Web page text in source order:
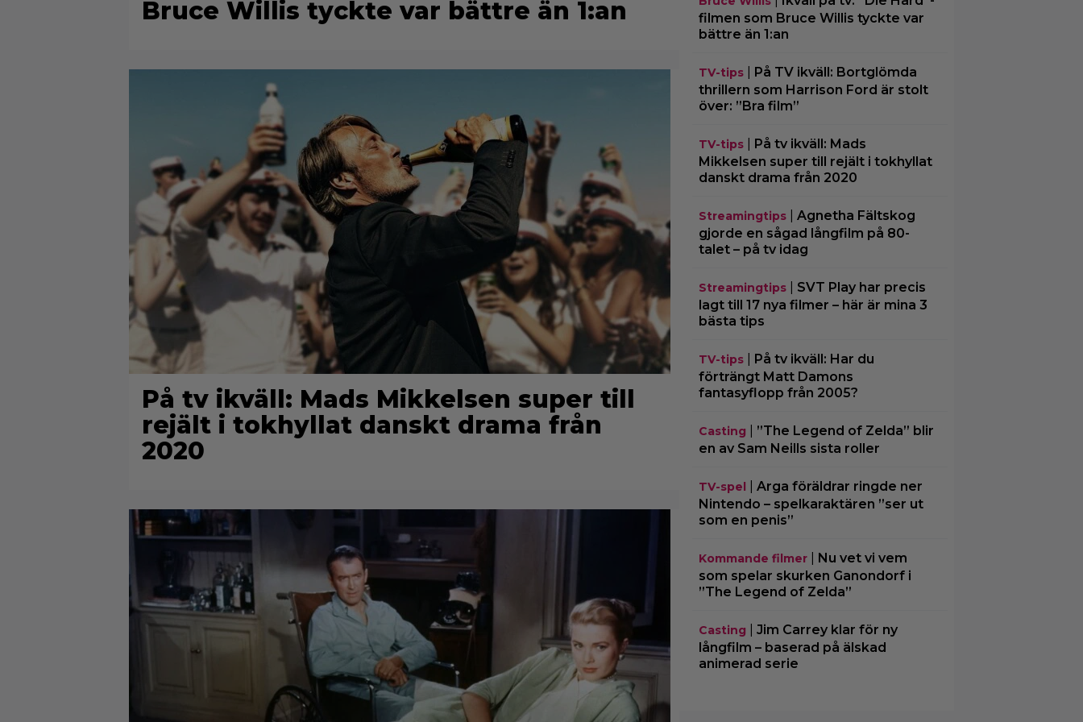
Bruce Willis tyckte var bättre än 1:an
På tv ikväll: Mads Mikkelsen super till
rejält i tokhyllat danskt drama från
2020
filmen som Bruce Willis tyckte var
bättre än 1:an
TV-tips| På TV ikväll: Bortglömda
thrillern som Harrison Ford är stolt
över: ”Bra film”
TV-tips| På tv ikväll: Mads
Mikkelsen super till rejält i tokhyllat
danskt drama från 2020
Streamingtips| Agnetha Fältskog
gjorde en sågad långfilm på 80-
talet – på tv idag
Streamingtips| SVT Play har precis
lagt till 17 nya filmer – här är mina 3
bästa tips
TV-tips| På tv ikväll: Har du
förträngt Matt Damons
fantasyflopp från 2005?
Casting
”The Legend of Zelda” blir
en av Sam Neills sista roller
TV-spel
Arga föräldrar ringde ner
Nintendo – spelkaraktären ”ser ut
som en penis”
Kommande filmer| Nu vet vi vem
som spelar skurken Ganondorf i
”The Legend of Zelda”
Casting
Jim Carrey klar för ny
långfilm – baserad på älskad
animerad serie